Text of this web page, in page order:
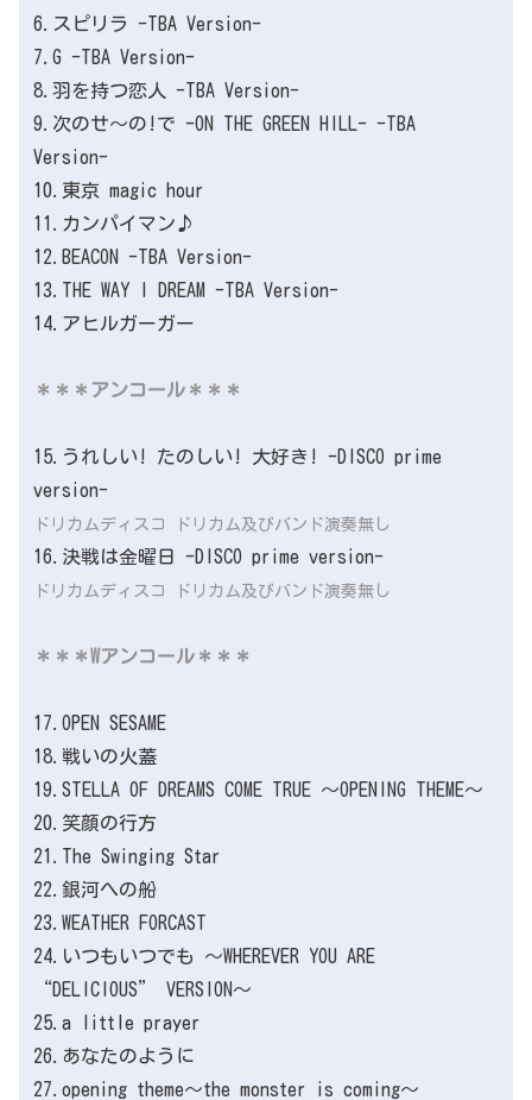
6.スピリラ -TBA Version-
7.G -TBA Version-
8.羽を持つ恋人 -TBA Version-
9.次のせ〜の!で -ON THE GREEN HILL- -TBA
Version-
10.東京 magic hour
11.カンパイマン♪
12.BEACON -TBA Version-
13.THE WAY I DREAM -TBA Version-
14.アヒルガーガー
＊＊＊アンコール＊＊＊
15.うれしい! たのしい! 大好き! -DISCO prime
version-
ドリカムディスコ ドリカム及びバンド演奏無し
16.決戦は金曜日 -DISCO prime version-
ドリカムディスコ ドリカム及びバンド演奏無し
＊＊＊Wアンコール＊＊＊
17.OPEN SESAME
18.戦いの火蓋
19.STELLA OF DREAMS COME TRUE ～OPENING THEME～
20.笑顔の行方
21.The Swinging Star
22.銀河への船
23.WEATHER FORCAST
24.いつもいつでも ～WHEREVER YOU ARE
“DELICIOUS” VERSION～
25.a little prayer
26.あなたのように
27.opening theme～the monster is coming～